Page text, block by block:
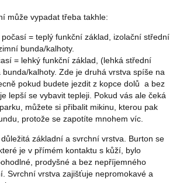
může vypadat třeba takhle:
= teplý funkční základ, izolační střední
bunda/kalhoty.
= lehký funkční základ, (lehká střední
bunda/kalhoty. Zde je druhá vrstva spíše na
pokud budete jezdit z kopce dolů a bez
lepší se vybavit tepleji. Pokud vás ale čeká
můžete si přibalit mikinu, kterou pak
protože se zapotíte mnohem víc.
základní a svrchní vrstva. Burton se
je v přímém kontaktu s kůží, bylo
prodyšné a bez nepříjemného
Svrchní vrstva zajišťuje nepromokavé a